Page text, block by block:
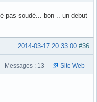
pas soudé... bon .. un debut
#36
2014-03-17 20:33:00
Messages : 13 Site Web